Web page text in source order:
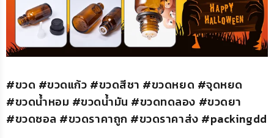
#ขวด #ขวดแก้ว #ขวดสีชา #ขวดหยด #จุดหยด
#ขวดน้ำหอม #ขวดน้ำมัน #ขวดทดลอง #ขวดยา
#ขวดซอล #ขวดราคาถูก #ขวดราคาส่ง #packingdd